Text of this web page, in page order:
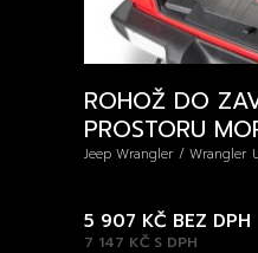
ROHOŽ DO
PROSTORU
Jeep Wrangler / Wrangler
7 147 KČ S DPH
5 907 KČ BEZ DPH